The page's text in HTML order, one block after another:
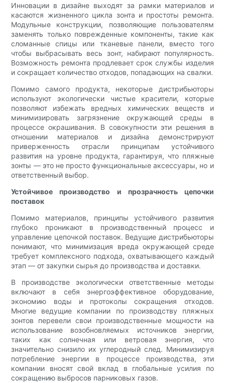
Инновации в дизайне выходят за рамки материалов и
касаются жизненного цикла зонта и простоты ремонта.
Модульные конструкции, позволяющие пользователям
заменять только поврежденные компоненты, такие как
сломанные спицы или тканевые панели, вместо того
чтобы выбрасывать весь зонт, набирают популярность.
Возможность ремонта продлевает срок службы изделия
и сокращает количество отходов, попадающих на свалки.
Помимо самого продукта, некоторые дистрибьюторы
используют экологически чистые красители, которые
позволяют избежать вредных химических веществ и
минимизировать загрязнение окружающей среды в
процессе окрашивания. В совокупности эти решения в
отношении материалов и дизайна демонстрируют
приверженность отрасли принципам устойчивого
развития на уровне продукта, гарантируя, что пляжные
зонты — это не просто функциональные аксессуары, но и
ответственный выбор.
Устойчивое производство и прозрачность цепочки
поставок
Помимо материалов, принципы устойчивого развития
глубоко проникают в производственный процесс и
управление цепочкой поставок. Ведущие дистрибьюторы
понимают, что минимизация вреда окружающей среде
требует комплексного подхода, охватывающего каждый
этап — от закупки сырья до производства и доставки.
В производстве экологически ответственные методы
включают в себя энергоэффективное оборудование,
экономию воды и протоколы сокращения отходов.
Многие ведущие компании по производству пляжных
зонтов перевели свои производственные мощности на
использование возобновляемых источников энергии,
таких как солнечная или ветровая энергия, что
значительно снизило их углеродный след. Минимизируя
потребление энергии в процессе производства, эти
компании вносят свой вклад в глобальные усилия по
сокращению выбросов парниковых газов.